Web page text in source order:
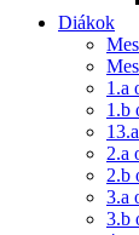
Diákok
1.a
1.b
2.a
2.b
3.a
3.b